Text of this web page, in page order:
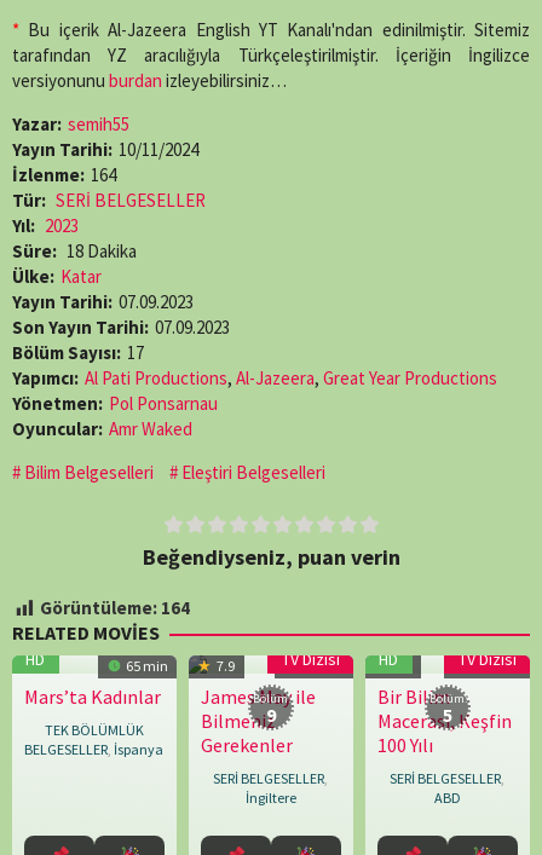
* Bu içerik Al-Jazeera English YT Kanalı'ndan edinilmiştir. Sitemiz
tarafından YZ aracılığıyla Türkçeleştirilmiştir. İçeriğin İngilizce
versiyonunu burdan izleyebilirsiniz…
Yazar: semih55
Yayın Tarihi: 10/11/2024
İzlenme: 164
Tür: SERİ BELGESELLER
Yıl: 2023
Süre: 18 Dakika
Ülke: Katar
Yayın Tarihi: 07.09.2023
Son Yayın Tarihi: 07.09.2023
Bölüm Sayısı: 17
Yapımcı: Al Pati Productions, Al-Jazeera, Great Year Productions
Yönetmen: Pol Ponsarnau
Oyuncular: Amr Waked
Bilim Belgeselleri
Eleştiri Belgeselleri
Beğendiyseniz, puan verin
Görüntüleme: 164
RELATED MOVIES
65 min
HD
Mars’ta Kadınlar
TEK BÖLÜMLÜK
BELGESELLER İspanya
19.06.2024
Ana
Montserrat
Rosell
7.9 29 min
Bölüm:
9
TV Dizisi
James May ile
Bilmeniz
Gerekenler
SERİ BELGESELLER
İngiltere
20.06.2011
Alex
McIntosh,
Catherine
Ross,
Elizabeth
8.4 110 min
HD
Bölüm:
5
TV Dizisi
Bir Bilim
Macerası, Keşfin
100 Yılı
SERİ BELGESELLER
ABD
11.01.1998
Carl
Charlson,
David
Espar,
Rob